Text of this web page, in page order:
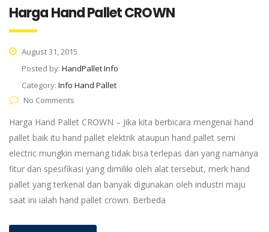
Harga Hand Pallet CROWN
August 31, 2015
Posted by: HandPallet Info
Category: Info Hand Pallet
No Comments
Harga Hand Pallet CROWN – Jika kita berbicara mengenai hand
pallet baik itu hand pallet elektrik ataupun hand pallet semi
electric mungkin memang tidak bisa terlepas dari yang namanya
fitur dan spesifikasi yang dimiliki oleh alat tersebut, merk hand
pallet yang terkenal dan banyak digunakan oleh industri maju
saat ini ialah hand pallet crown. Berbeda